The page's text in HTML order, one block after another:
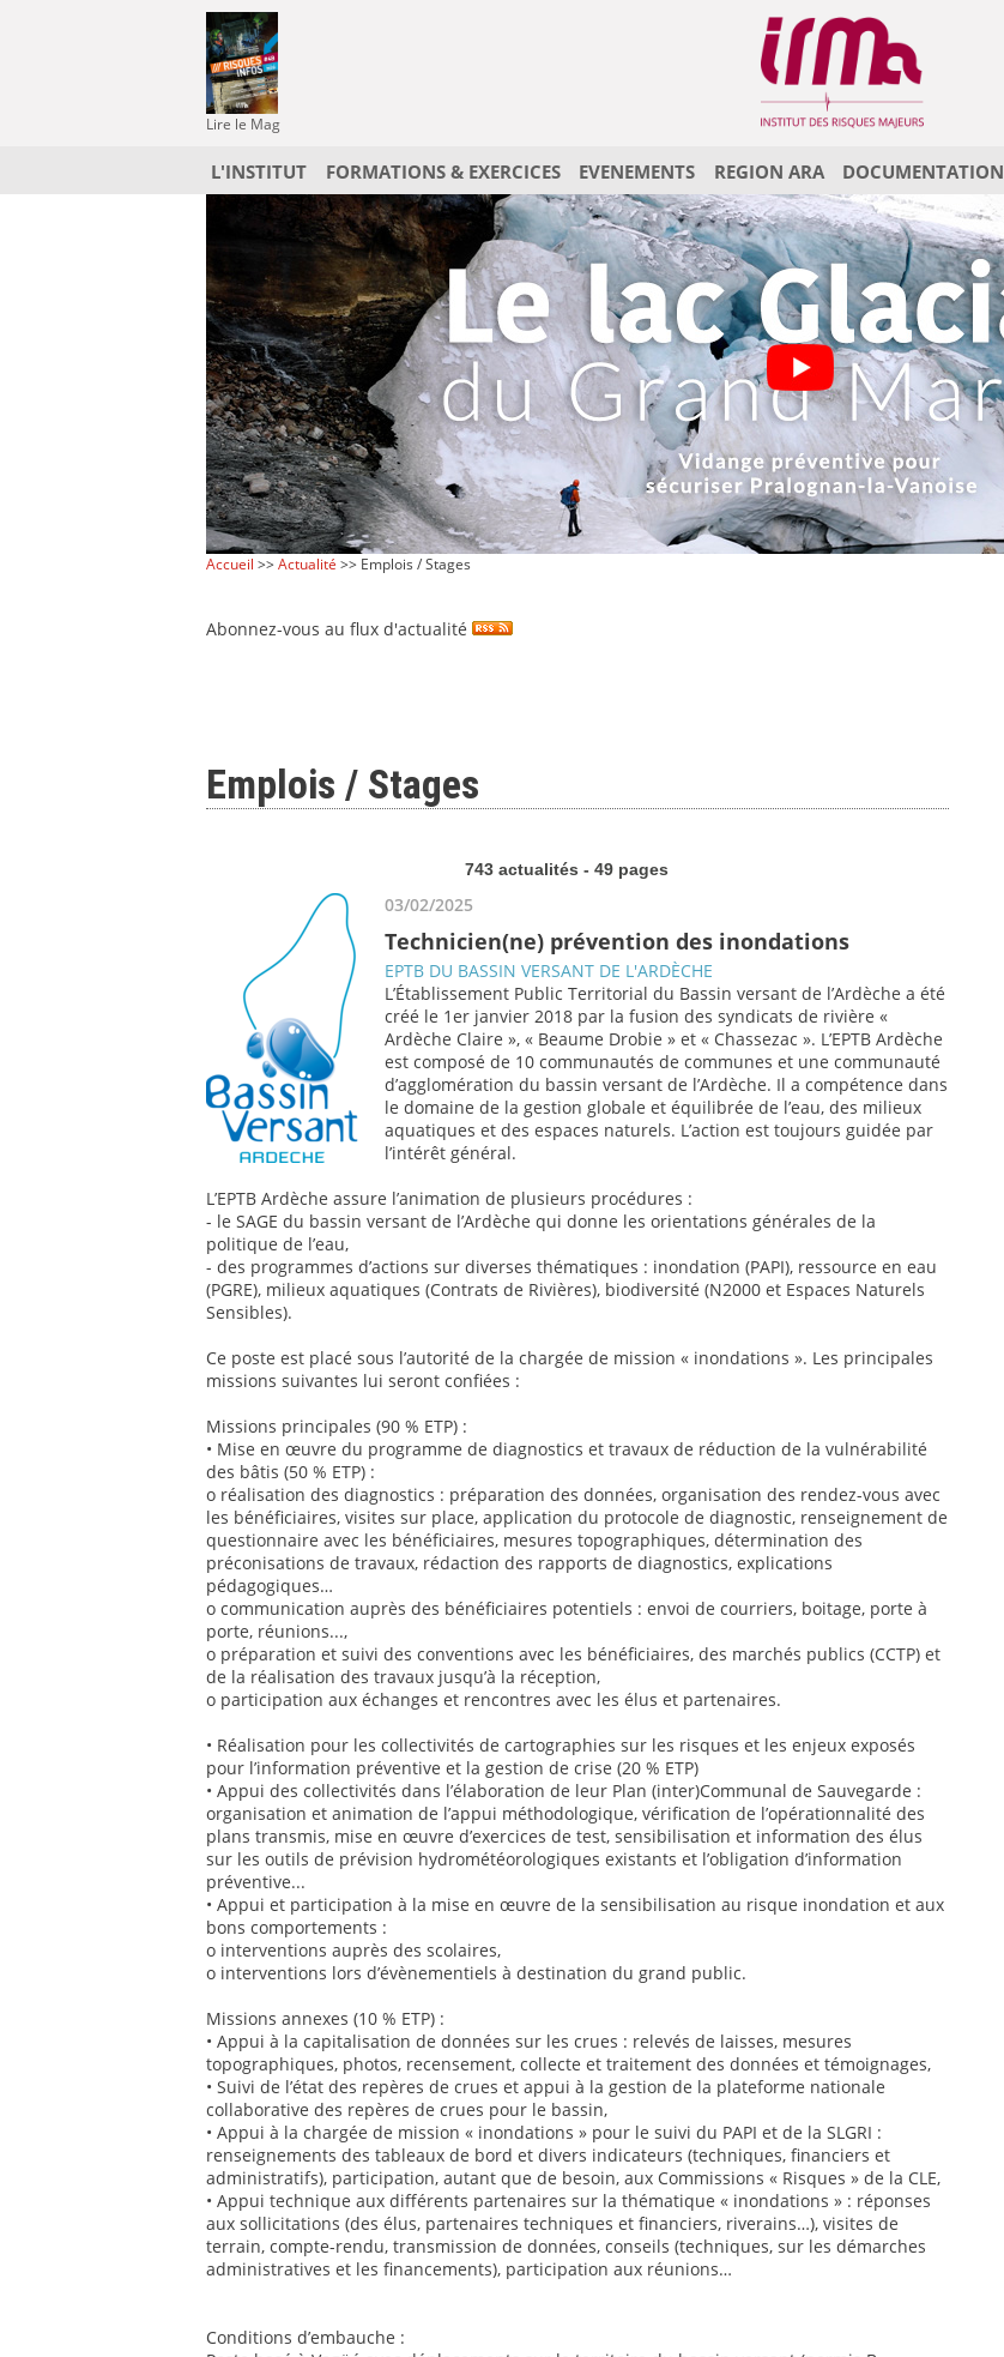
Lire le Mag
L'INSTITUT FORMATIONS & EXERCICES EVENEMENTS REGION ARA DOCUMENTATION
Accueil >>Actualité >> Emplois / Stages
Abonnez-vous au flux d'actualité
Emplois / Stages
743 actualités - 49 pages
03/02/2025
Technicien(ne) prévention des inondations
EPTB DU BASSIN VERSANT DE L'ARDÈCHE
L’Établissement Public Territorial du Bassin versant de l’Ardèche a été
créé le 1er janvier 2018 par la fusion des syndicats de rivière «
Ardèche Claire », « Beaume Drobie » et « Chassezac ». L’EPTB Ardèche
est composé de 10 communautés de communes et une communauté
d’agglomération du bassin versant de l’Ardèche. Il a compétence dans
le domaine de la gestion globale et équilibrée de l’eau, des milieux
aquatiques et des espaces naturels. L’action est toujours guidée par
l’intérêt général.
L’EPTB Ardèche assure l’animation de plusieurs procédures :
- le SAGE du bassin versant de l’Ardèche qui donne les orientations générales de la
politique de l’eau,
- des programmes d’actions sur diverses thématiques : inondation (PAPI), ressource en eau
(PGRE), milieux aquatiques (Contrats de Rivières), biodiversité (N2000 et Espaces Naturels
Sensibles).
Ce poste est placé sous l’autorité de la chargée de mission « inondations ». Les principales
missions suivantes lui seront confiées :
Missions principales (90 % ETP) :
• Mise en œuvre du programme de diagnostics et travaux de réduction de la vulnérabilité
des bâtis (50 % ETP) :
o réalisation des diagnostics : préparation des données, organisation des rendez-vous avec
les bénéficiaires, visites sur place, application du protocole de diagnostic, renseignement de
questionnaire avec les bénéficiaires, mesures topographiques, détermination des
préconisations de travaux, rédaction des rapports de diagnostics, explications
pédagogiques…
o communication auprès des bénéficiaires potentiels : envoi de courriers, boitage, porte à
porte, réunions...,
o préparation et suivi des conventions avec les bénéficiaires, des marchés publics (CCTP) et
de la réalisation des travaux jusqu’à la réception,
o participation aux échanges et rencontres avec les élus et partenaires.
• Réalisation pour les collectivités de cartographies sur les risques et les enjeux exposés
pour l’information préventive et la gestion de crise (20 % ETP)
• Appui des collectivités dans l’élaboration de leur Plan (inter)Communal de Sauvegarde :
organisation et animation de l’appui méthodologique, vérification de l’opérationnalité des
plans transmis, mise en œuvre d’exercices de test, sensibilisation et information des élus
sur les outils de prévision hydrométéorologiques existants et l’obligation d’information
préventive...
• Appui et participation à la mise en œuvre de la sensibilisation au risque inondation et aux
bons comportements :
o interventions auprès des scolaires,
o interventions lors d’évènementiels à destination du grand public.
Missions annexes (10 % ETP) :
• Appui à la capitalisation de données sur les crues : relevés de laisses, mesures
topographiques, photos, recensement, collecte et traitement des données et témoignages,
• Suivi de l’état des repères de crues et appui à la gestion de la plateforme nationale
collaborative des repères de crues pour le bassin,
• Appui à la chargée de mission « inondations » pour le suivi du PAPI et de la SLGRI :
renseignements des tableaux de bord et divers indicateurs (techniques, financiers et
administratifs), participation, autant que de besoin, aux Commissions « Risques » de la CLE,
• Appui technique aux différents partenaires sur la thématique « inondations » : réponses
aux sollicitations (des élus, partenaires techniques et financiers, riverains…), visites de
terrain, compte-rendu, transmission de données, conseils (techniques, sur les démarches
administratives et les financements), participation aux réunions…
Conditions d’embauche :